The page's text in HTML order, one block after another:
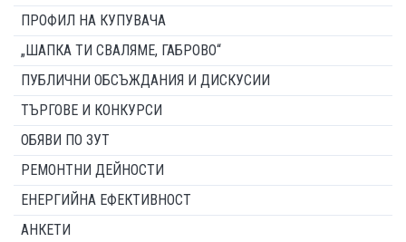
ПРОФИЛ НА КУПУВАЧА
„ШАПКА ТИ СВАЛЯМЕ, ГАБРОВО“
ПУБЛИЧНИ ОБСЪЖДАНИЯ И ДИСКУСИИ
ТЪРГОВЕ И КОНКУРСИ
ОБЯВИ ПО ЗУТ
РЕМОНТНИ ДЕЙНОСТИ
ЕНЕРГИЙНА ЕФЕКТИВНОСТ
АНКЕТИ